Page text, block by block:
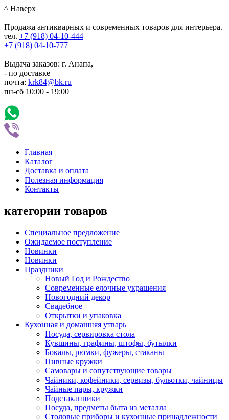
^ Наверх
Продажа антикварных и современных товаров для интерьера.
тел. +7 (918) 04-10-444
+7 (918) 04-10-777
Выдача заказов: г. Анапа,
- по доставке
почта: krk84@bk.ru
пн-сб 10:00 - 19:00
Главная
Каталог
Доставка и оплата
Полезная информация
Контакты
категории товаров
Специальное предложение
Ожидаемое поступление
Новинки
Новинки
Праздники
Новый Год и Рождество
Современные елочные украшения
Новогодний декор
Свадебное
Открытки и упаковка
Кухонная и домашняя утварь
Посуда, сервировка стола
Кувшины, графины, штофы, бутылки
Бокалы, рюмки, фужеры, стаканы
Пивные кружки
Самовары и сопутствующие товары
Чайники, кофейники, сервизы, бульотки, чайницы
Чайные пары, кружки
Подстаканники
Посуда, предметы быта из металла
Столовые приборы и кухонные принадлежности